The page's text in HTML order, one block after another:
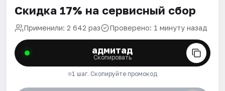
Скидка 17% на сервисный сбор
Применили: 2 642 раз Проверено: 1 минуту назад
адмитад
Скопировать
1 шаг. Скопируйте промокод